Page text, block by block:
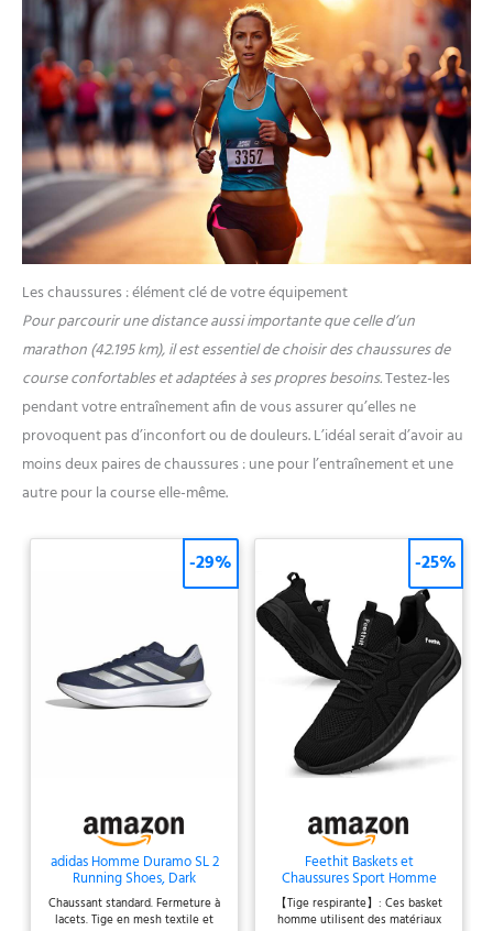
Les chaussures : élément clé de votre équipement
Pour parcourir une distance aussi importante que celle d’un
marathon (42.195 km), il est essentiel de choisir des chaussures de
course confortables et adaptées à ses propres besoins.Testez-les
pendant votre entraînement afin de vous assurer qu’elles ne
provoquent pas d’inconfort ou de douleurs. L’idéal serait d’avoir au
moins deux paires de chaussures : une pour l’entraînement et une
autre pour la course elle-même.
adidas Homme Duramo SL 2
Running Shoes, Dark
Blue/Silver Metallic/Halo
Silver, 43 1/3 EU
Chaussant standard. Fermeture à
lacets. Tige en mesh textile et
-29%
Feethit Baskets et
Chaussures Sport Homme
Basquettes Tennis Course
Noir 41
【Tige respirante】: Ces basket
homme utilisent des matériaux
-25%